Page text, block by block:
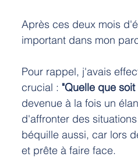
Après ces deux mois
important dans mon
Pour rappel, j'avais
crucial : "Quelle que
devenue à la fois un
d'affronter des
béquille aussi, car lors
et prête à faire face.